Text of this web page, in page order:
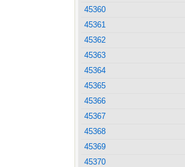
45360
45361
45362
45363
45364
45365
45366
45367
45368
45369
45370